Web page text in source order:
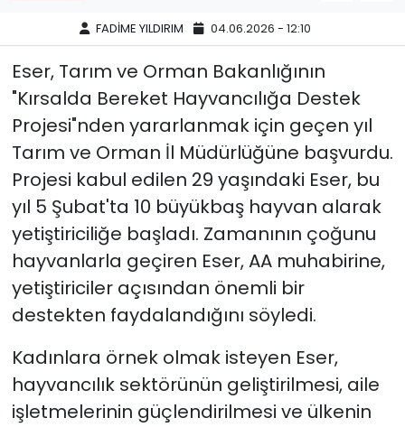
FADİME YILDIRIM 04.06.2026 - 12:10
Eser, Tarım ve Orman Bakanlığının
"Kırsalda Bereket Hayvancılığa Destek
Projesi"nden yararlanmak için geçen yıl
Tarım ve Orman İl Müdürlüğüne başvurdu.
Projesi kabul edilen 29 yaşındaki Eser, bu
yıl 5 Şubat'ta 10 büyükbaş hayvan alarak
yetiştiriciliğe başladı. Zamanının çoğunu
hayvanlarla geçiren Eser, AA muhabirine,
yetiştiriciler açısından önemli bir
destekten faydalandığını söyledi.
Kadınlara örnek olmak isteyen Eser,
hayvancılık sektörünün geliştirilmesi, aile
işletmelerinin güçlendirilmesi ve ülkenin